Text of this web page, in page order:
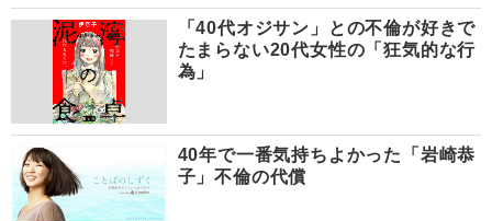
「40代オジサン」との不倫が好きで
たまらない20代女性の「狂気的な行
為」
40年で一番気持ちよかった「岩崎恭
子」不倫の代償